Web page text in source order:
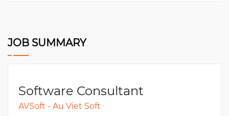
JOB SUMMARY
Software Consultant
AVSoft - Au Viet Soft